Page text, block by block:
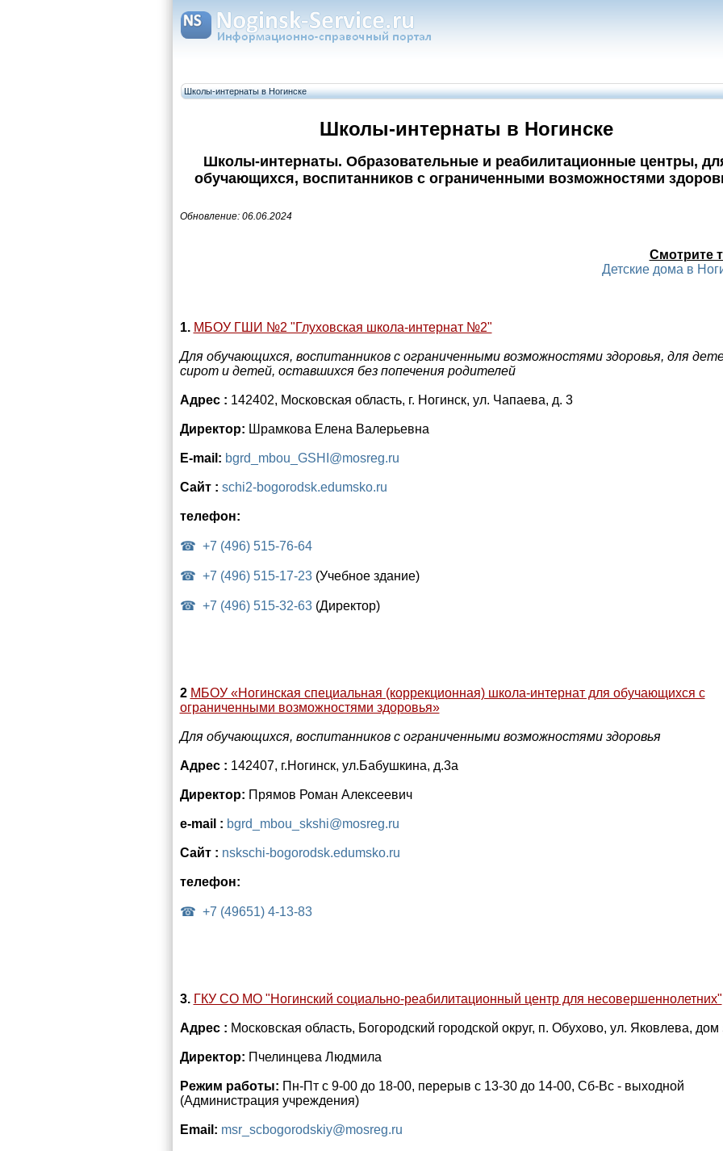
Школы-интернаты в Ногинске
Школы-интернаты в Ногинске
Школы-интернаты. Образовательные и реабилитационные центры,
обучающихся, воспитанников с ограниченными возможностями
Обновление: 06.06.2024
Смотрите
Детские дома в
1. МБОУ ГШИ №2 "Глуховская школа-интернат №2"
Для обучающихся, воспитанников с ограниченными возможностями здоровья, для
сирот и детей, оставшихся без попечения родителей
Адрес : 142402, Московская область, г. Ногинск, ул. Чапаева, д. 3
Директор: Шрамкова Елена Валерьевна
E-mail: bgrd_mbou_GSHI@mosreg.ru
Сайт : schi2-bogorodsk.edumsko.ru
телефон:
+7 (496) 515-76-64
+7 (496) 515-17-23(Учебное здание)
+7 (496) 515-32-63(Директор)
2 МБОУ «Ногинская специальная (коррекционная) школа-интернат для обучающихся с
ограниченными возможностями здоровья»
Для обучающихся, воспитанников с ограниченными возможностями здоровья
Адрес : 142407, г.Ногинск, ул.Бабушкина, д.3а
Директор: Прямов Роман Алексеевич
e-mail : bgrd_mbou_skshi@mosreg.ru
Сайт : nskschi-bogorodsk.edumsko.ru
телефон:
+7 (49651) 4-13-83
3. ГКУ СО МО "Ногинский социально-реабилитационный центр для несовершеннолетних"
Адрес : Московская область, Богородский городской округ, п. Обухово, ул. Яковлева,
Директор: Пчелинцева Людмила
Режим работы: Пн-Пт с 9-00 до 18-00, перерыв с 13-30 до 14-00, Сб-Вс - выходной
(Администрация учреждения)
Email: msr_scbogorodskiy@mosreg.ru